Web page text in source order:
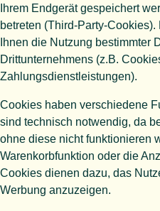
Ihrem Endgerät gespeichert
betreten (Third-Party-
Ihnen die Nutzung bestimmter
Drittunternehmens (z.B.
Zahlungsdienstleistungen).
Cookies haben verschiedene
sind technisch notwendig, da
ohne diese nicht funktionieren
Warenkorbfunktion oder die
Cookies dienen dazu, das
Werbung anzuzeigen.